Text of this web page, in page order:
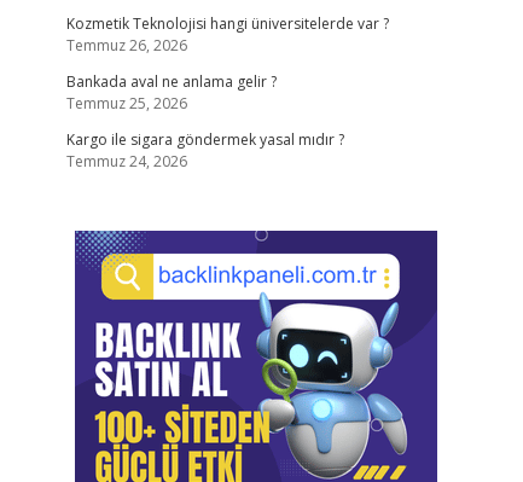
Kozmetik Teknolojisi hangi üniversitelerde var ?
Temmuz 26, 2026
Bankada aval ne anlama gelir ?
Temmuz 25, 2026
Kargo ile sigara göndermek yasal mıdır ?
Temmuz 24, 2026